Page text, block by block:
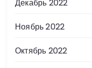
Декабрь 2022
Ноябрь 2022
Октябрь 2022